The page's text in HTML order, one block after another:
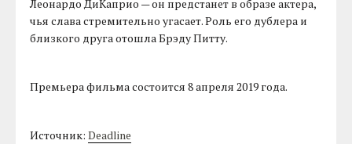
Леонардо ДиКаприо — он предстанет в образе актера,
чья слава стремительно угасает. Роль его дублера и
близкого друга отошла Брэду Питту.
Премьера фильма состоится 8 апреля 2019 года.
Источник:Deadline